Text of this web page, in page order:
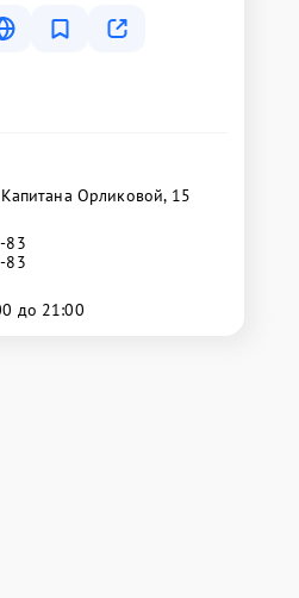
Орликовой, 15
83
83
до 21:00